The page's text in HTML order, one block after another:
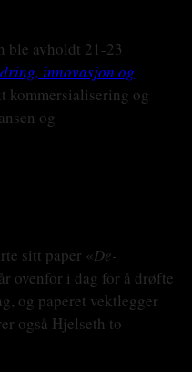
ble avholdt 21-23
innovasjon og
kommersialisering og
og
sitt paper «De-
ovenfor i dag for å drøfte
og paperet vektlegger
også Hjelseth to